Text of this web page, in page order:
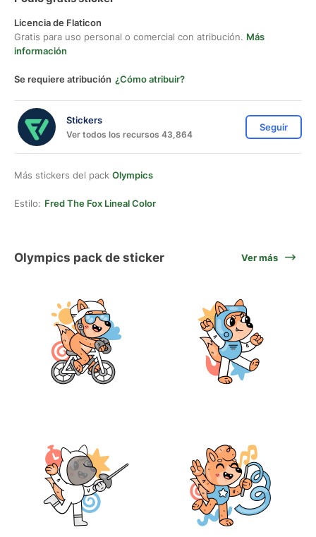
Licencia de Flaticon
Gratis para uso personal o comercial con atribución. Más
información
Se requiere atribución ¿Cómo atribuir?
Stickers
Ver todos los recursos 43,864
Seguir
Más stickers del pack Olympics
Estilo: Fred The Fox Lineal Color
Olympics pack de sticker Ver más